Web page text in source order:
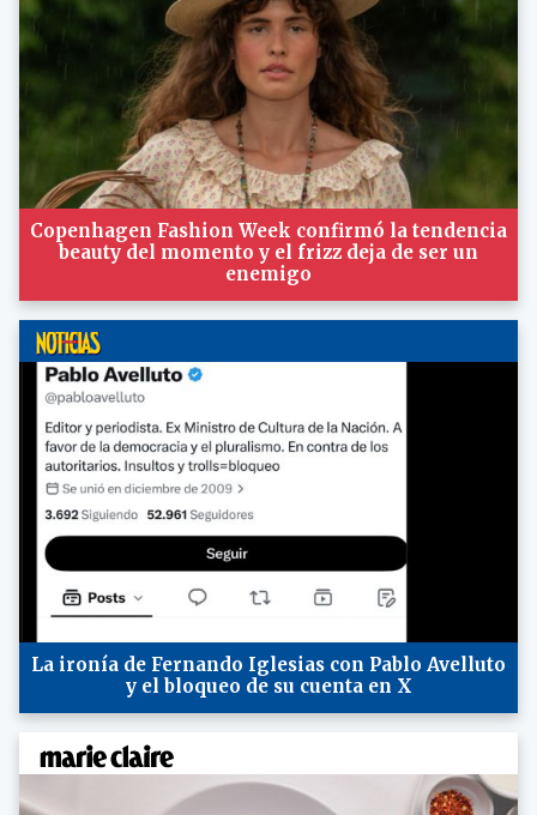
Copenhagen Fashion Week confirmó la tendencia
beauty del momento y el frizz deja de ser un
enemigo
La ironía de Fernando Iglesias con Pablo Avelluto
y el bloqueo de su cuenta en X